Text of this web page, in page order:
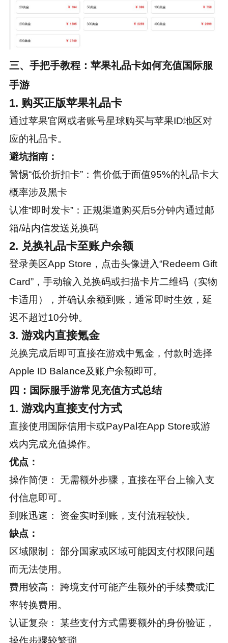
三、手把手教程：苹果礼品卡如何充值国际服
手游
1. 购买正版苹果礼品卡
通过苹果官网或者账号星球购买与苹果ID地区对
应的礼品卡。
避坑指南：
警惕“低价折扣卡”：售价低于面值95%的礼品卡大
概率涉及黑卡
认准“即时发卡”：正规渠道购买后5分钟内通过邮
箱/站内信发送兑换码
2. 兑换礼品卡至账户余额
登录美区App Store，点击头像进入“Redeem Gift
Card”，手动输入兑换码或扫描卡片二维码（实物
卡适用），并确认余额到账，通常即时生效，延
迟不超过10分钟。
3. 游戏内直接氪金
兑换完成后即可直接在游戏中氪金，付款时选择
Apple ID Balance及账户余额即可。
四：国际服手游常见充值方式总结
1. 游戏内直接支付方式
直接使用国际信用卡或PayPal在App Store或游
戏内完成充值操作。
优点：
操作简便： 无需额外步骤，直接在平台上输入支
付信息即可。
到账迅速： 资金实时到账，支付流程较快。
缺点：
区域限制： 部分国家或区域可能因支付权限问题
而无法使用。
费用较高： 跨境支付可能产生额外的手续费或汇
率转换费用。
认证复杂： 某些支付方式需要额外的身份验证，
操作步骤较繁琐。